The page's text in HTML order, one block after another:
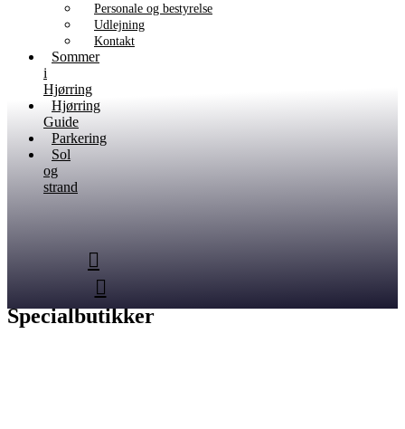
Personale og bestyrelse
Udlejning
Kontakt
Sommer
i
Hjørring
Hjørring
Guide
Parkering
Sol
og
strand
Specialbutikker